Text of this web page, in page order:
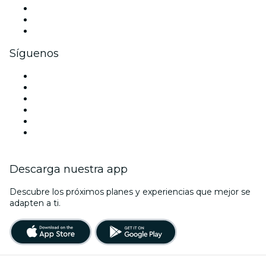
Síguenos
Descarga nuestra app
Descubre los próximos planes y experiencias que mejor se
adapten a ti.